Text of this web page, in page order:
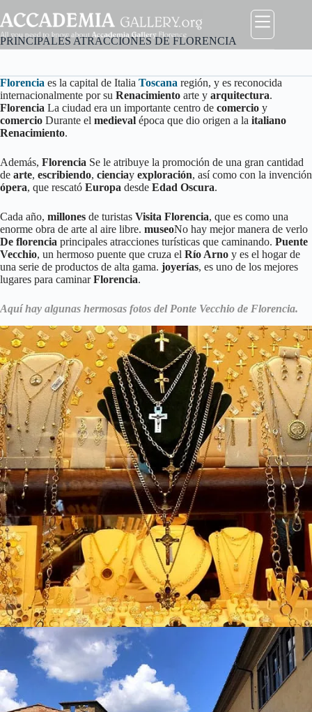
al
contenido
PRINCIPALES ATRACCIONES DE FLORENCIA
Florencia es la capital de Italia Toscana región, y es reconocida
internacionalmente por su Renacimiento arte y arquitectura.
Florencia La ciudad era un importante centro de comercio y
comercio Durante el medieval época que dio origen a la italiano
Renacimiento.
Además, Florencia Se le atribuye la promoción de una gran cantidad
de arte, escribiendo, cienciay exploración, así como con la invención
ópera, que rescató Europa desde Edad Oscura.
Cada año, millones de turistas Visita Florencia, que es como una
enorme obra de arte al aire libre. museoNo hay mejor manera de verlo
De florencia principales atracciones turísticas que caminando. Puente
Vecchio, un hermoso puente que cruza el Río Arno y es el hogar de
una serie de productos de alta gama. joyerías, es uno de los mejores
lugares para caminarFlorencia.
Aquí hay algunas hermosas fotos del Ponte Vecchio de Florencia.